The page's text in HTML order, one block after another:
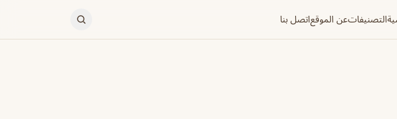
التصنيفاتعن الموقعاتصل بنا